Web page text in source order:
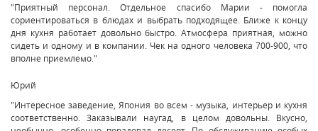
"Приятный персонал. Отдельное спасибо Марии - помогла
сориентироваться в блюдах и выбрать подходящее. Ближе к концу
дня кухня работает довольно быстро. Атмосфера приятная, можно
сидеть и одному и в компании. Чек на одного человека 700-900, что
вполне приемлемо."
Юрий
"Интересное заведение, Япония во всем - музыка, интерьер и кухня
соответственно. Заказывали наугад, в целом довольны. Вкусно,